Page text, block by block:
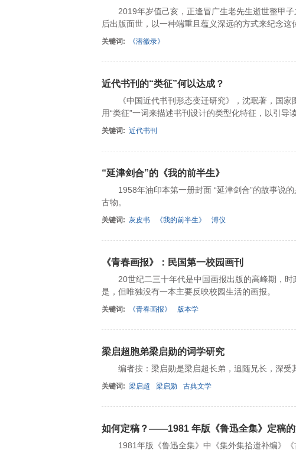
2019年岁值己亥，正逢冒广生老先生逝世整甲子
后出版面世，以一种端重且蕴义深远的方式来纪念这
关键词: 《潜徽录》
近代书刊的“类征”何以达成？
《中国近代书刊形态变迁研究》，沈珉著，国家
用“类征”一词来描述书刊设计的类型化特征，以引导
关键词: 近代书刊
“延津剑合”的《我的前半生》
1958年油印本第一册封面 “延津剑合”的故事说的
古物。
关键词: 灰皮书 《我的前半生》 溥仪
《青春画报》：民国第一校园画刊
20世纪二三十年代是中国画报出版的高峰期，时
是，但唯独没有一本主要反映校园生活的画报。
关键词: 《青春画报》 版本学
梁启超胞弟梁启勋的词学研究
编者按：梁启勋是梁启超长弟，追随兄长，深受
关键词: 梁启超 梁启勋 古典文学
如何定稿？——1981 年版《鲁迅全集》定稿
1981年版《鲁迅全集》中《集外集拾遗补编》《